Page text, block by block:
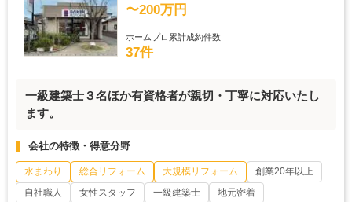
〜200万円
ホームプロ累計成約件数
37件
一級建築士３名ほか有資格者が親切・丁寧に対応いたし
ます。
会社の特徴・得意分野
水まわり 総合リフォーム 大規模リフォーム
創業20年以上
自社職人
女性スタッフ 一級建築士 地元密着